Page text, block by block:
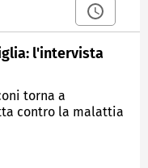
l'intervista
torna a
contro la malattia